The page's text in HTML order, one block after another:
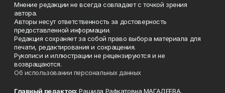
Мнение редакции не всегда совпадает с точкой зрения
автора.
Авторы несут ответственность за достоверность
предоставленной информации.
Редакция сохраняет за собой право выбора материала для
печати, редактирования и сокращения.
Рукописи и иллюстрации не рецензируются и не
возвращаются.
Об использовании персональных данных
Главный редактор: Рашида Рафкатовна МАГАДЕЕВА.